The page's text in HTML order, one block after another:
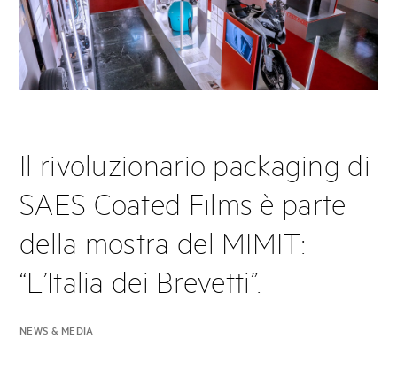
Il rivoluzionario packaging di
SAES Coated Films è parte
della mostra del MIMIT:
“L’Italia dei Brevetti”.
NEWS & MEDIA